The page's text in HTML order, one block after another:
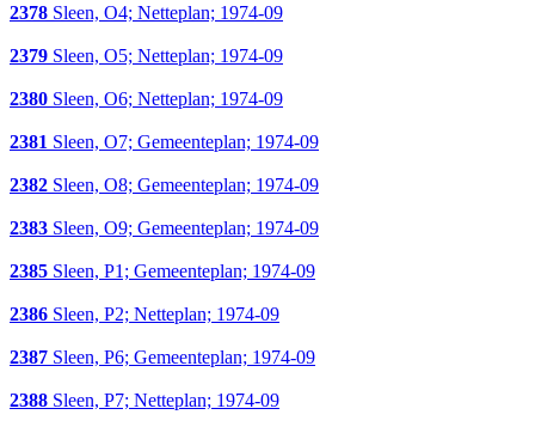
2378 Sleen, O4; Netteplan; 1974-09
2379 Sleen, O5; Netteplan; 1974-09
2380 Sleen, O6; Netteplan; 1974-09
2381 Sleen, O7; Gemeenteplan; 1974-09
2382 Sleen, O8; Gemeenteplan; 1974-09
2383 Sleen, O9; Gemeenteplan; 1974-09
2385 Sleen, P1; Gemeenteplan; 1974-09
2386 Sleen, P2; Netteplan; 1974-09
2387 Sleen, P6; Gemeenteplan; 1974-09
2388 Sleen, P7; Netteplan; 1974-09